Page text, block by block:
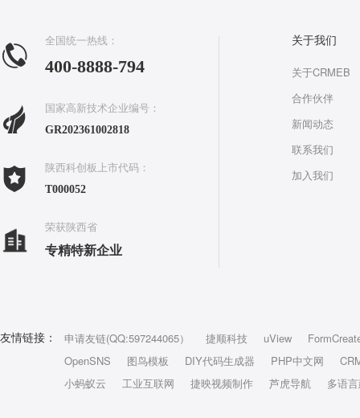
全国统一热线：
400-8888-794
国家高新技术企业编号：
GR202361002818
陕西科创板上市代码：
T000052
荣获陕西省
专精特新企业
关于我们
关于CRMEB
合作伙伴
新闻动态
联系我们
加入我们
友情链接： 申请友链(QQ:597244065） 捷顺科技 uView
OpenSNS
图鸟模板 DIY代码生成器 PHP中文网
小蚂蚁云
工业互联网 捷映视频制作 芦虎导航 多语